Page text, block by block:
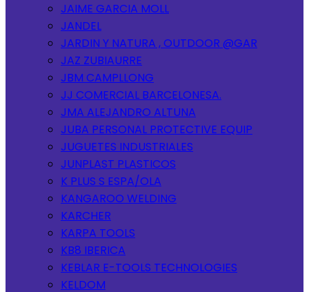
JAIME GARCIA MOLL
JANDEL
JARDIN Y NATURA , OUTDOOR @GAR
JAZ ZUBIAURRE
JBM CAMPLLONG
JJ COMERCIAL BARCELONESA.
JMA ALEJANDRO ALTUNA
JUBA PERSONAL PROTECTIVE EQUIP
JUGUETES INDUSTRIALES
JUNPLAST PLASTICOS
K PLUS S ESPA/OLA
KANGAROO WELDING
KARCHER
KARPA TOOLS
KB8 IBERICA
KEBLAR E-TOOLS TECHNOLOGIES
KELDOM